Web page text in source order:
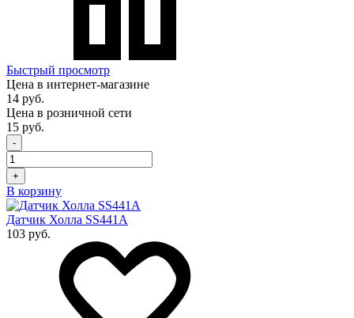
Быстрый просмотр
Цена в интернет-магазине
14 руб.
Цена в розничной сети
15 руб.
-
+
В корзину
Датчик Холла SS441A
103 руб.